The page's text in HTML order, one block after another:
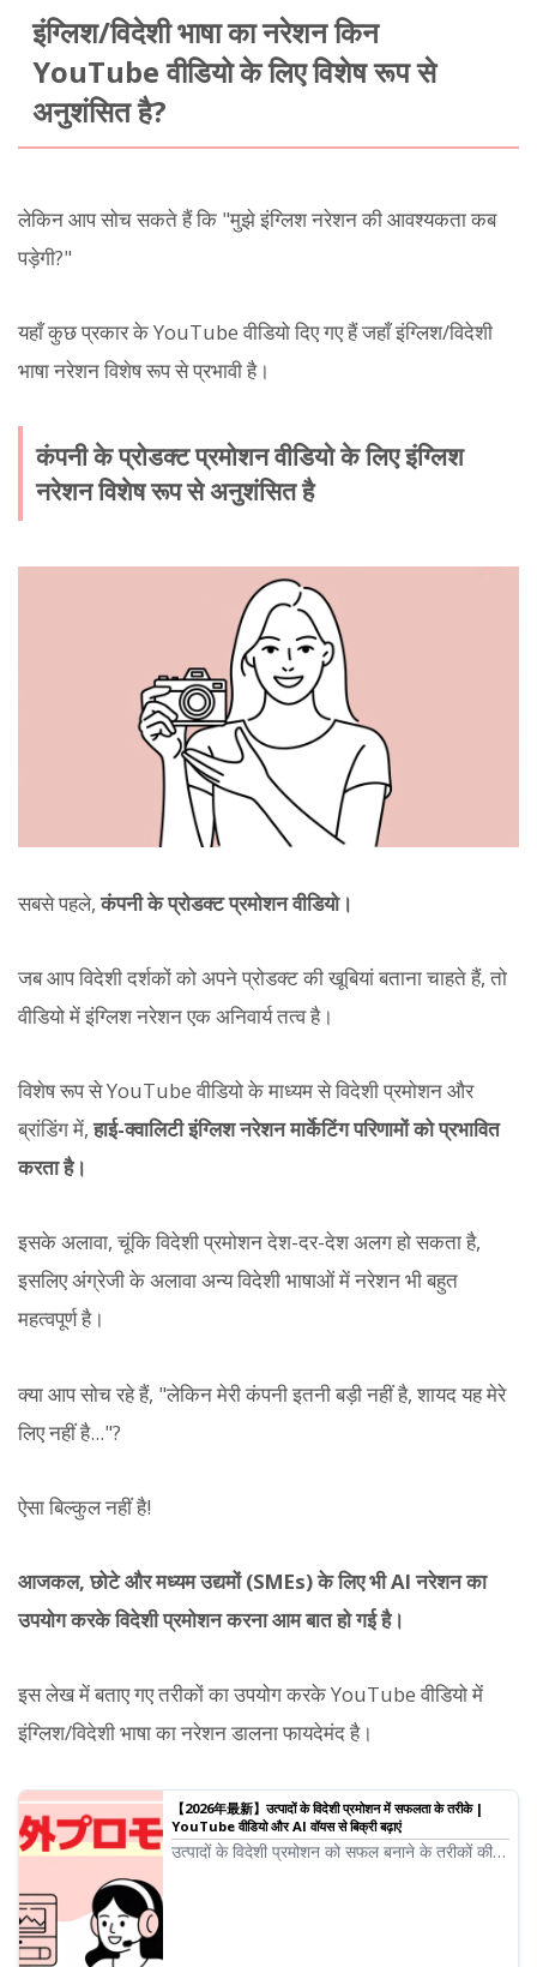
इंग्लिश/विदेशी भाषा का नरेशन किन
YouTube वीडियो के लिए विशेष रूप से
अनुशंसित है?
लेकिन आप सोच सकते हैं कि "मुझे इंग्लिश नरेशन की आवश्यकता कब
पड़ेगी?"
यहाँ कुछ प्रकार के YouTube वीडियो दिए गए हैं जहाँ इंग्लिश/विदेशी
भाषा नरेशन विशेष रूप से प्रभावी है।
कंपनी के प्रोडक्ट प्रमोशन वीडियो के लिए इंग्लिश
नरेशन विशेष रूप से अनुशंसित है
सबसे पहले,कंपनी के प्रोडक्ट प्रमोशन वीडियो।
जब आप विदेशी दर्शकों को अपने प्रोडक्ट की खूबियां बताना चाहते हैं, तो
वीडियो में इंग्लिश नरेशन एक अनिवार्य तत्व है।
विशेष रूप से YouTube वीडियो के माध्यम से विदेशी प्रमोशन और
ब्रांडिंग में,हाई-क्वालिटी इंग्लिश नरेशन मार्केटिंग परिणामों को प्रभावित
करता है।
इसके अलावा, चूंकि विदेशी प्रमोशन देश-दर-देश अलग हो सकता है,
इसलिए अंग्रेजी के अलावा अन्य विदेशी भाषाओं में नरेशन भी बहुत
महत्वपूर्ण है।
क्या आप सोच रहे हैं, "लेकिन मेरी कंपनी इतनी बड़ी नहीं है, शायद यह मेरे
लिए नहीं है..."?
ऐसा बिल्कुल नहीं है!
आजकल, छोटे और मध्यम उद्यमों (SMEs) के लिए भी AI नरेशन का
उपयोग करके विदेशी प्रमोशन करना आम बात हो गई है।
इस लेख में बताए गए तरीकों का उपयोग करके YouTube वीडियो में
इंग्लिश/विदेशी भाषा का नरेशन डालना फायदेमंद है।
【2026年最新】उत्पादों के विदेशी प्रमोशन में सफलता के तरीके |
YouTube वीडियो और AI वॉयस से बिक्री बढ़ाएं
उत्पादों के विदेशी प्रमोशन को सफल बनाने के तरीकों की